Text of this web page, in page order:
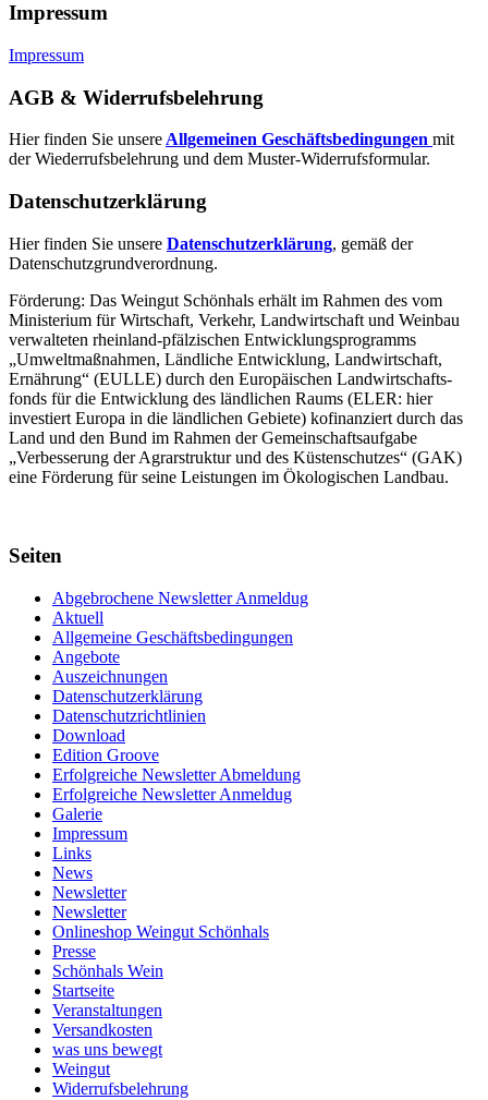
Impressum
Impressum
AGB & Widerrufsbelehrung
Hier finden Sie unsere Allgemeinen Geschäftsbedingungen mit
der Wiederrufsbelehrung und dem Muster-Widerrufsformular.
Datenschutzerklärung
Hier finden Sie unsere Datenschutzerklärung, gemäß der
Datenschutzgrundverordnung.
Förderung: Das Weingut Schönhals erhält im Rahmen des vom
Minis­terium für Wirtschaft, Verkehr, Land­wirt­schaft und Weinbau
verwal­teten rhein­land-pfälzischen Entwick­lungs­programms
„Umwelt­maßnahmen, Länd­liche Entwick­lung, Landwirt­schaft,
Ernährung“ (EULLE) durch den Euro­päischen Land­wirtschafts­
fonds für die Entwick­lung des länd­lichen Raums (ELER: hier
investiert Europa in die ländlichen Gebiete) kofinanziert durch das
Land und den Bund im Rahmen der Gemein­schafts­aufgabe
„Verbes­serung der Agrar­struktur und des Küsten­schutzes“ (GAK)
eine Förderung für seine Leis­tungen im Ökolo­gischen Landbau.
Seiten
Abgebrochene Newsletter Anmeldug
Aktuell
Allgemeine Geschäftsbedingungen
Angebote
Auszeichnungen
Datenschutzerklärung
Datenschutzrichtlinien
Download
Edition Groove
Erfolgreiche Newsletter Abmeldung
Erfolgreiche Newsletter Anmeldug
Galerie
Impressum
Links
News
Newsletter
Newsletter
Onlineshop Weingut Schönhals
Presse
Schönhals Wein
Startseite
Veranstaltungen
Versandkosten
was uns bewegt
Weingut
Widerrufsbelehrung